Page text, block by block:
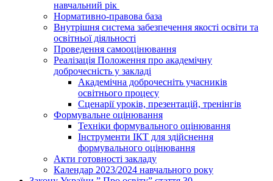
навчальний рік
Нормативно-правова база
Внутрішня система забезпечення якості освіти та
освітньої діяльності
Проведення самооцінювання
Реалізація Положення про академічну
доброчесність у закладі
Академічна доброчесніть учасників
освітнього процесу
Сценарії уроків, презентацій, тренінгів
Формувальне оцінювання
Техніки формувального оцінювання
Інструменти ІКТ для здійснення
формувального оцінювання
Акти готовності закладу
Календар 2023/2024 навчального року